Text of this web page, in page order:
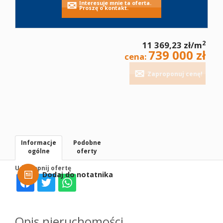
Interesuje mnie ta oferta.
Proszę o kontakt.
11 369,23 zł/m2
cena: 739 000 zł
Zaproponuj cenę!
Dodaj do notatnika
Udostępnij ofertę
Informacje
ogólne
Podobne
oferty